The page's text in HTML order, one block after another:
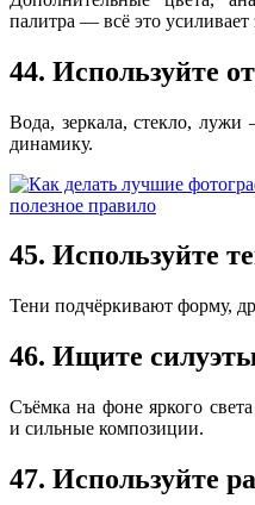
палитра — всё это
44. Используйте
Вода, зеркала, стекло,
динамику.
45. Используйте
Тени подчёркивают форму,
46. Ищите
Съёмка на фоне яркого
и сильные композиции.
47. Используйте